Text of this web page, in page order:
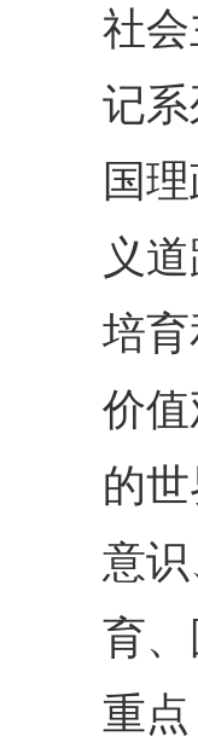
社
记
国
义
培
价
的
意
育
重